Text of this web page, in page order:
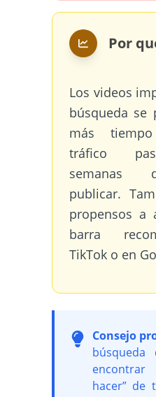
Por
Los videos
búsqueda se
más
tráfico
semanas
publicar.
propensos a
barra
TikTok o en
Consejo
búsqueda
hacer” de